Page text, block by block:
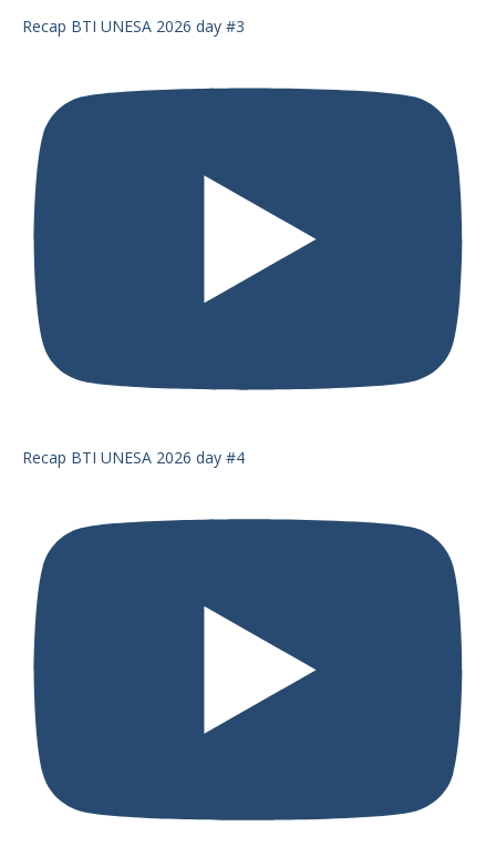
Recap BTI UNESA 2026 day #3
Recap BTI UNESA 2026 day #4